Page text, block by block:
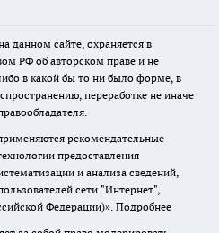
данном сайте, охраняется в
РФ об авторском праве и не
в какой бы то ни было форме, в
переработке не иначе
рекомендательные
предоставления
и анализа сведений,
сети "Интернет",
Федерации)». Подробнее